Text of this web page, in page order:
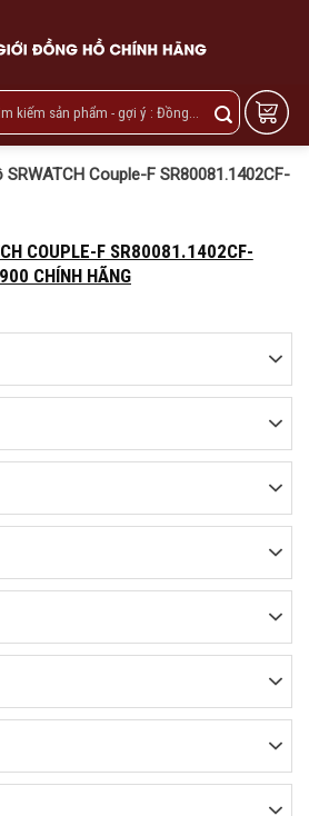
Couple-F SR80081.1402CF-
COUPLE-F SR80081.1402CF-
CHÍNH HÃNG